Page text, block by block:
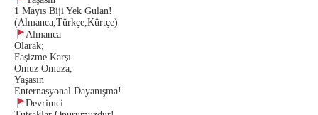
1 Mayıs Biji Yek Gulan!
(Almanca,Türkçe,Kürtçe)
Almanca
Olarak;
Faşizme Karşı
Omuz Omuza,
Yaşasın
Enternasyonal Dayanışma!
Devrimci